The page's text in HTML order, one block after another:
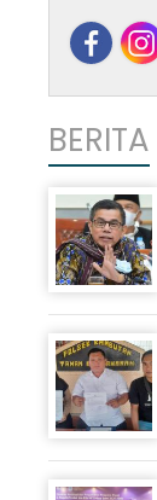
BERITA